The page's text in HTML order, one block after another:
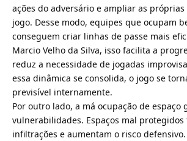
ações do adversário e ampliar as
jogo. Desse modo, equipes que ocupam
conseguem criar linhas de passe mais
Marcio Velho da Silva, isso facilita a
reduz a necessidade de jogadas
essa dinâmica se consolida, o jogo se
previsível internamente.
Por outro lado, a má ocupação de espaço
vulnerabilidades. Espaços mal
infiltrações e aumentam o risco defensivo.